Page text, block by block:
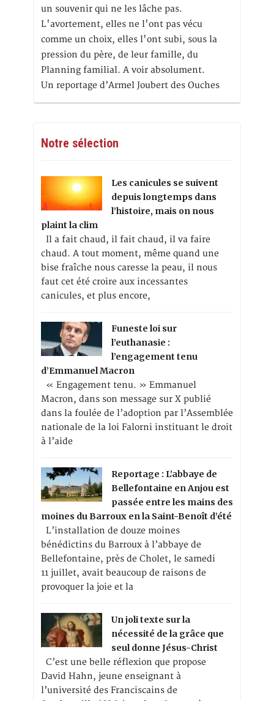
un souvenir qui ne les lâche pas.
L'avortement, elles ne l'ont pas vécu
comme un choix, elles l'ont subi, sous la
pression du père, de leur famille, du
Planning familial. A voir absolument.
Un reportage d’Armel Joubert des Ouches
Notre sélection
Les canicules se suivent
depuis longtemps dans
l’histoire, mais on nous
plaint la clim
Il a fait chaud, il fait chaud, il va faire
chaud. A tout moment, même quand une
bise fraîche nous caresse la peau, il nous
faut cet été croire aux incessantes
canicules, et plus encore,
Funeste loi sur
l’euthanasie :
l’engagement tenu
d’Emmanuel Macron
« Engagement tenu. » Emmanuel
Macron, dans son message sur X publié
dans la foulée de l’adoption par l’Assemblée
nationale de la loi Falorni instituant le droit
à l’aide
Reportage : L’abbaye de
Bellefontaine en Anjou est
passée entre les mains des
moines du Barroux en la Saint-Benoît d’été
L’installation de douze moines
bénédictins du Barroux à l’abbaye de
Bellefontaine, près de Cholet, le samedi
11 juillet, avait beaucoup de raisons de
provoquer la joie et la
Un joli texte sur la
nécessité de la grâce que
seul donne Jésus-Christ
C’est une belle réflexion que propose
David Hahn, jeune enseignant à
l’université des Franciscains de